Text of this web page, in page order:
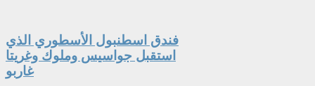
فندق اسطنبول الأسطوري الذي
استقبل جواسيس وملوك وغريتا
غاربو